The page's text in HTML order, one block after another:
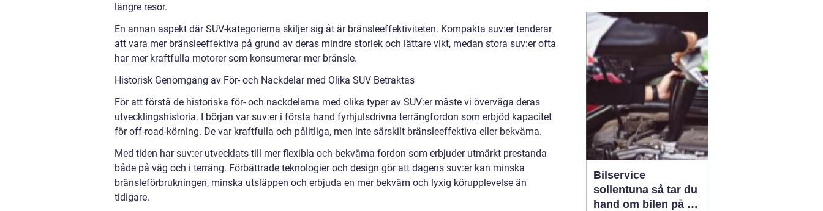
längre resor.
En annan aspekt där SUV-kategorierna skiljer sig åt är bränsleeffektiviteten. Kompakta suv:er tenderar
att vara mer bränsleeffektiva på grund av deras mindre storlek och lättare vikt, medan stora suv:er ofta
har mer kraftfulla motorer som konsumerar mer bränsle.
Historisk Genomgång av För- och Nackdelar med Olika SUV Betraktas
För att förstå de historiska för- och nackdelarna med olika typer av SUV:er måste vi överväga deras
utvecklingshistoria. I början var suv:er i första hand fyrhjulsdrivna terrängfordon som erbjöd kapacitet
för off-road-körning. De var kraftfulla och pålitliga, men inte särskilt bränsleeffektiva eller bekväma.
Med tiden har suv:er utvecklats till mer flexibla och bekväma fordon som erbjuder utmärkt prestanda
både på väg och i terräng. Förbättrade teknologier och design gör att dagens suv:er kan minska
bränsleförbrukningen, minska utsläppen och erbjuda en mer bekväm och lyxig körupplevelse än
tidigare.
bara ett bekvämt sätt att
ta sig från punkt A till
punkt B. För många
handlar det om att få
vardagen att fungera,
Bilservice
sollentuna så tar du
hand om bilen på ett